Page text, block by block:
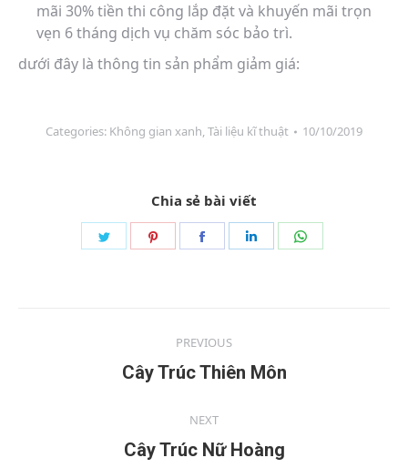
mãi 30% tiền thi công lắp đặt và khuyến mãi trọn
vẹn 6 tháng dịch vụ chăm sóc bảo trì.
dưới đây là thông tin sản phẩm giảm giá:
Categories: Không gian xanh,Tài liệu kĩ thuật 10/10/2019
Chia sẻ bài viết
PREVIOUS
Cây Trúc Thiên Môn
NEXT
Cây Trúc Nữ Hoàng